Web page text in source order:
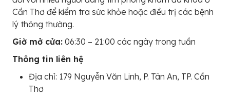
Cần Thơ để kiểm tra sức khỏe hoặc điều trị các bệnh
lý thông thường.
Giờ mở cửa: 06:30 – 21:00 các ngày trong tuần
Thông tin liên hệ
Địa chỉ: 179 Nguyễn Văn Linh, P. Tân An, TP. Cần
Thơ